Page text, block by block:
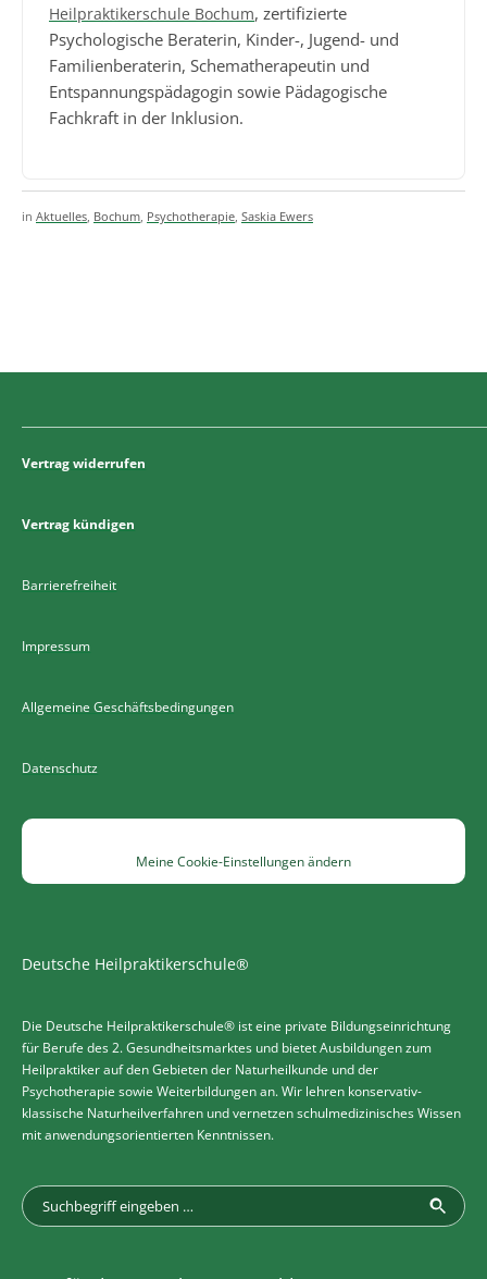
Heilpraktikerschule Bochum, zertifizierte
Psychologische Beraterin, Kinder-, Jugend- und
Familienberaterin, Schematherapeutin und
Entspannungspädagogin sowie Pädagogische
Fachkraft in der Inklusion.
in Aktuelles, Bochum, Psychotherapie, Saskia Ewers
Vertrag widerrufen
Vertrag kündigen
Barrierefreiheit
Impressum
Allgemeine Geschäftsbedingungen
Datenschutz
Meine Cookie-Einstellungen ändern
Deutsche Heilpraktikerschule®
Die Deutsche Heilpraktikerschule® ist eine private Bildungseinrichtung
für Berufe des 2. Gesundheitsmarktes und bietet Ausbildungen zum
Heilpraktiker auf den Gebieten der Naturheilkunde und der
Psychotherapie sowie Weiterbildungen an. Wir lehren konservativ-
klassische Naturheilverfahren und vernetzen schulmedizinisches Wissen
mit anwendungsorientierten Kenntnissen.